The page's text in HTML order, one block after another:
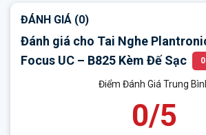
ĐÁNH GIÁ (0)
Đánh giá cho Tai Nghe
Focus UC – B825 Kèm Đế Sạc
0
Điểm Đánh Giá Trung
0/5